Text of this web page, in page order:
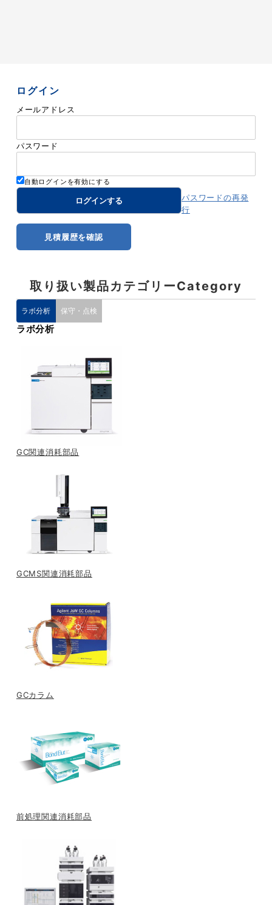
ログイン
メールアドレス
パスワード
自動ログインを有効にする
パスワードの再発
行
見積履歴を確認
取り扱い製品カテゴリーCategory
ラボ分析 保守・点検
ラボ分析
GC関連消耗部品
GCMS関連消耗部品
GCカラム
前処理関連消耗部品